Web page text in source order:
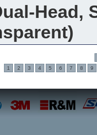
Head,
1 2 3 4 5 6 7 8 9